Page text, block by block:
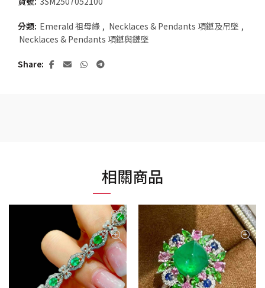
分類: Emerald 祖母綠 , Necklaces & Pendants 項鏈及吊墜 ,
Necklaces & Pendants 項鏈與鏈墜
Share
相關商品